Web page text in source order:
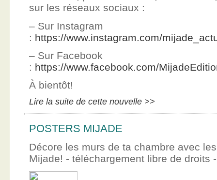
sur les réseaux sociaux :
– Sur Instagram
: https://www.instagram.com/
– Sur Facebook
: https://www.facebook.com/
À bientôt!
Lire la suite de cette nouvelle >>
POSTERS MIJADE
Décore les murs de ta chambre avec
Mijade! - téléchargement libre de droits -